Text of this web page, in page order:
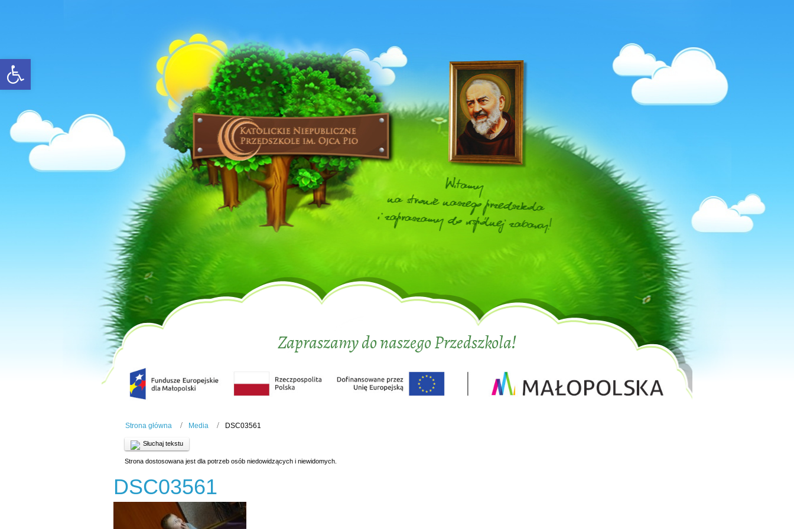
Open toolbar
Zapraszamy do naszego Przedszkola!
Strona główna Media DSC03561
Słuchaj tekstu
Strona dostosowana jest dla potrzeb osób niedowidzących i niewidomych.
DSC03561